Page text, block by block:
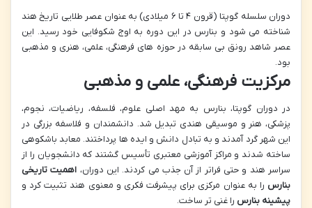
دوران سلسله گوپتا (قرون ۴ تا ۶ میلادی) به عنوان عصر طلایی تاریخ هند
شناخته می شود و بنارس در این دوره به اوج شکوفایی خود رسید. این
عصر شاهد رونق بی سابقه در حوزه های فرهنگی، علمی، هنری و مذهبی
بود.
مرکزیت فرهنگی، علمی و مذهبی
در دوران گوپتا، بنارس به مهد اصلی علوم، فلسفه، ریاضیات، نجوم،
پزشکی، هنر و موسیقی هندی تبدیل شد. دانشمندان و فلاسفه بزرگی در
این شهر گرد آمدند و به تبادل دانش و ایده ها پرداختند. معابد باشکوهی
ساخته شدند و مراکز آموزشی معتبری تأسیس گشتند که دانشجویان را از
سراسر هند و حتی فراتر از آن جذب می کردند. این دوران، اهمیت تاریخی
بنارس را به عنوان مرکزی برای پیشرفت فکری و معنوی هند تثبیت کرد و
پیشینه بنارس را غنی تر ساخت.